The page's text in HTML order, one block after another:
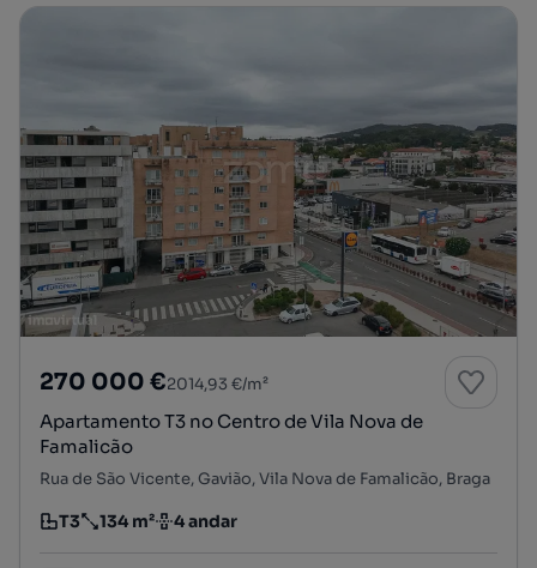
270 000 €2014,93 €/m²
Apartamento T3 no Centro de Vila Nova de
Famalicão
Rua de São Vicente, Gavião, Vila Nova de Famalicão, Braga
Tipologia
T3
Preço por metro quadrado
134 m²
Andar 4 andar